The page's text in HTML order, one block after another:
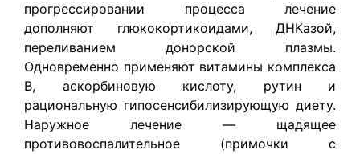
прогрессировании процесса лечение
дополняют глюкокортикоидами, ДНКазой,
переливанием донорской плазмы.
Одновременно применяют витамины комплекса
В, аскорбиновую кислоту, рутин и
рациональную гипосенсибилизирующую диету.
Наружное лечение — щадящее
противовоспалительное (примочки с